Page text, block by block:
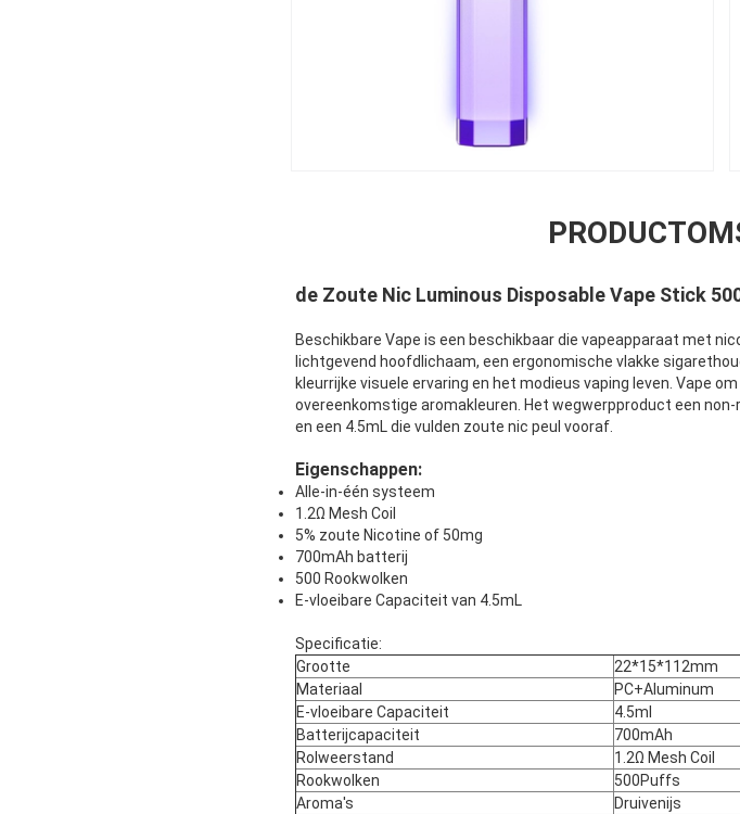
de Zoute Nic Luminous Disposable Vape Stick
Beschikbare Vape is een beschikbaar die vapeapparaat met
lichtgevend hoofdlichaam, een ergonomische vlakke
kleurrijke visuele ervaring en het modieus vaping leven. Vape
overeenkomstige aromakleuren. Het wegwerpproduct een
en een 4.5mL die vulden zoute nic peul vooraf.
Eigenschappen:
Alle-in-één systeem
1.2Ω Mesh Coil
5% zoute Nicotine of 50mg
700mAh batterij
500 Rookwolken
E-vloeibare Capaciteit van 4.5mL
Specificatie:
Grootte
22*15*112mm
Materiaal
PC+Aluminum
E-vloeibare Capaciteit
4.5ml
Batterijcapaciteit
700mAh
Rolweerstand
1.2Ω Mesh Coil
Rookwolken
500Puffs
Aroma's
Druivenijs